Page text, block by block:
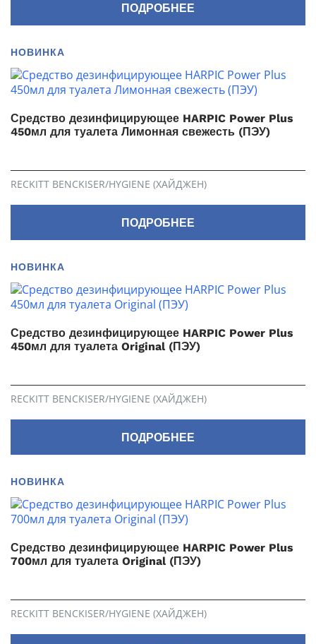
ПОДРОБНЕЕ
НОВИНКА
Средство дезинфицирующее HARPIC Power Plus
450мл для туалета Лимонная свежесть (ПЭУ)
RECKITT BENCKISER/HYGIENE (ХАЙДЖЕН)
ПОДРОБНЕЕ
НОВИНКА
Средство дезинфицирующее HARPIC Power Plus
450мл для туалета Original (ПЭУ)
RECKITT BENCKISER/HYGIENE (ХАЙДЖЕН)
ПОДРОБНЕЕ
НОВИНКА
Средство дезинфицирующее HARPIC Power Plus
700мл для туалета Original (ПЭУ)
RECKITT BENCKISER/HYGIENE (ХАЙДЖЕН)